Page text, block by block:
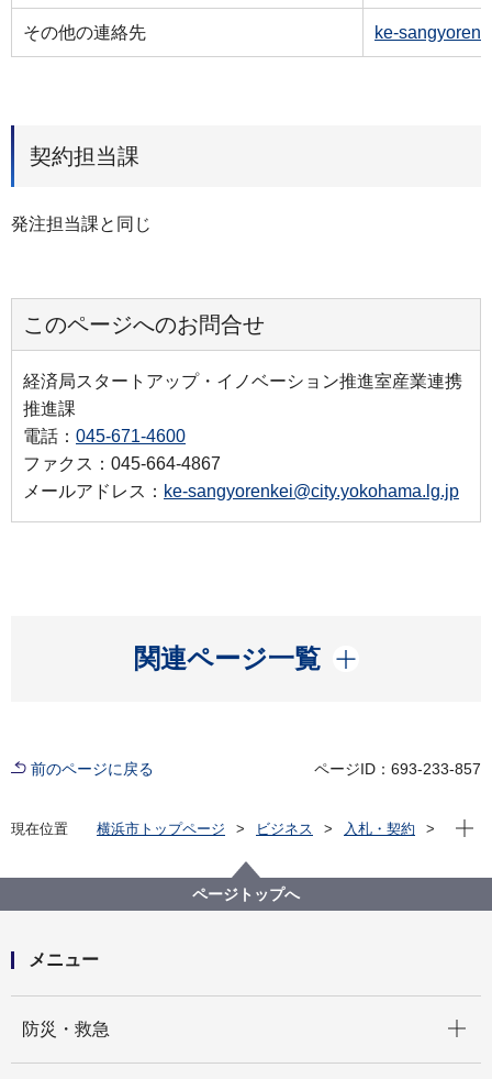
その他の連絡先 ke-
契約担当課
発注担当課と同じ
このページへのお問合せ
経済局スタートアップ・イノベーション推進室産業連携
推進課
電話： 045-671-4600
ファクス：045-664-4867
メールアドレス： ke-sangyorenkei@city.yokohama.lg.jp
関連ページ一覧
開く
前のページに戻る ページID：693-233-857
現在位置 横浜市トップページ ビジネス
入札・契約
【契約結果公表】令和５年度「Ｉ・ＴＯＰ横浜」プロ
ジェクト創出等推進事業業務委託
現在
ページトップへ
メニュー
防災・救急